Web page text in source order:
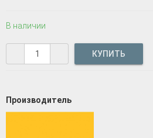
В наличии
Производитель